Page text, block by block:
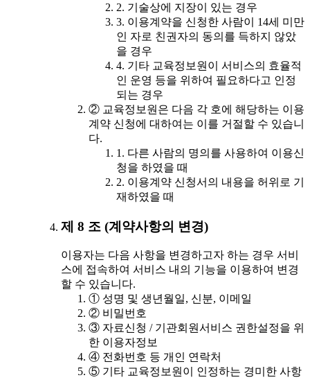
2. 기술상에 지장이 있는 경우
3. 이용계약을 신청한 사람이 14세 미만
인 자로 친권자의 동의를 득하지 않았
을 경우
4. 기타 교육정보원이 서비스의 효율적
인 운영 등을 위하여 필요하다고 인정
되는 경우
② 교육정보원은 다음 각 호에 해당하는 이용
계약 신청에 대하여는 이를 거절할 수 있습니
다.
1. 다른 사람의 명의를 사용하여 이용신
청을 하였을 때
2. 이용계약 신청서의 내용을 허위로 기
재하였을 때
제 8 조 (계약사항의 변경)
이용자는 다음 사항을 변경하고자 하는 경우 서비
스에 접속하여 서비스 내의 기능을 이용하여 변경
할 수 있습니다.
① 성명 및 생년월일, 신분, 이메일
② 비밀번호
③ 자료신청 / 기관회원서비스 권한설정을 위
한 이용자정보
④ 전화번호 등 개인 연락처
⑤ 기타 교육정보원이 인정하는 경미한 사항